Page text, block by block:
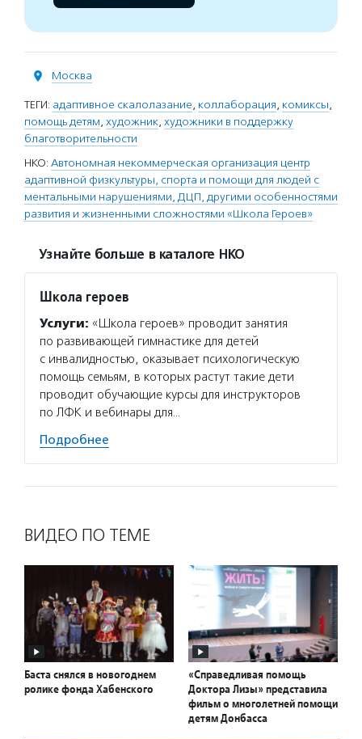
Москва
ТЕГИ: адаптивное скалолазание, коллаборация, комиксы,
помощь детям, художник, художники в поддержку
благотворительности
НКО: Автономная некоммерческая организация центр
адаптивной физкультуры, спорта и помощи для людей с
ментальными нарушениями, ДЦП, другими особенностями
развития и жизненными сложностями «Школа Героев»
Узнайте больше в каталоге НКО
Школа героев
Услуги: «Школа героев» проводит занятия
по развивающей гимнастике для детей
с инвалидностью, оказывает психологическую
помощь семьям, в которых растут такие дети
проводит обучающие курсы для инструкторов
по ЛФК и вебинары для…
Подробнее
ВИДЕО ПО ТЕМЕ
Баста снялся в новогоднем
ролике фонда Хабенского
«Справедливая помощь
Доктора Лизы» представила
фильм о многолетней помощи
детям Донбасса